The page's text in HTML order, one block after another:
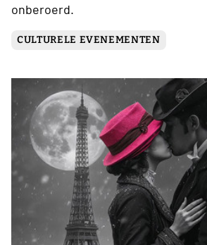
onberoerd.
CULTURELE EVENEMENTEN